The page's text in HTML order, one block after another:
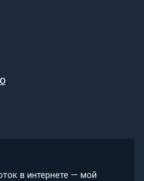
в интернете — мой